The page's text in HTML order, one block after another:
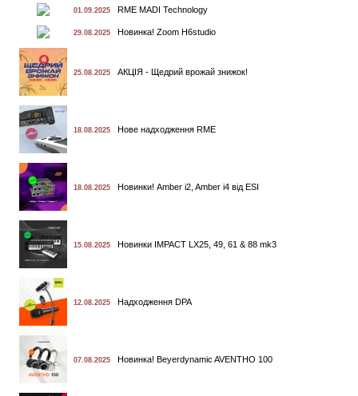
01.09.2025 RME MADI Technology
29.08.2025 Новинка! Zoom H6studio
25.08.2025 АКЦІЯ - Щедрий врожай знижок!
18.08.2025 Нове надходження RME
18.08.2025 Новинки! Amber i2, Amber i4 від ESI
15.08.2025 Новинки IMPACT LX25, 49, 61 & 88 mk3
12.08.2025 Надходження DPA
07.08.2025 Новинка! Beyerdynamic AVENTHO 100